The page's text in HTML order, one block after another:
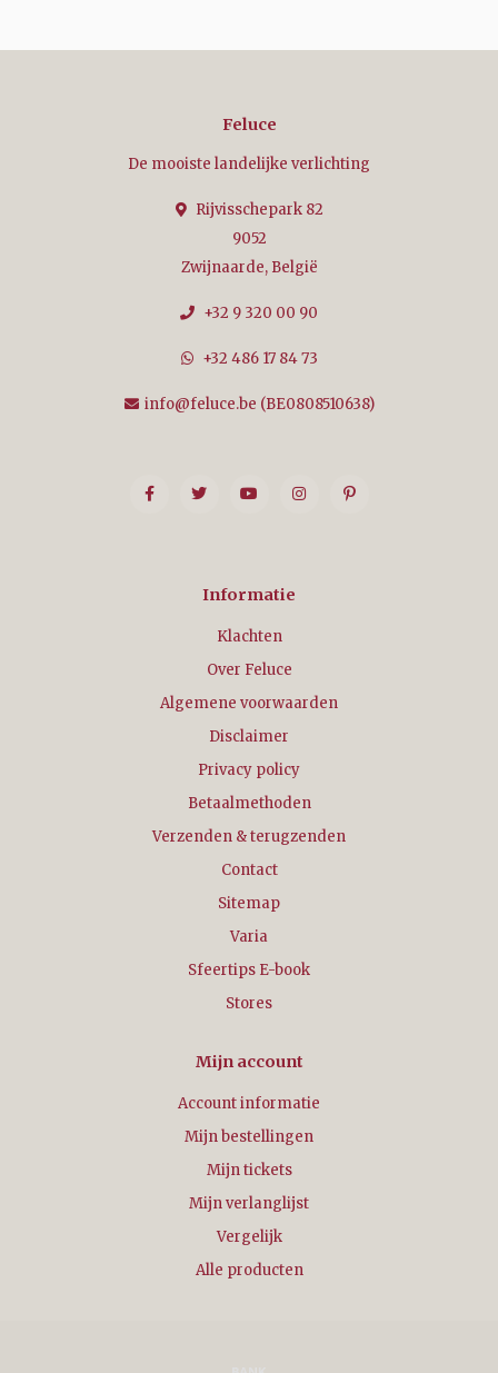
Feluce
De mooiste landelijke verlichting
Rijvisschepark 82
9052
Zwijnaarde, België
+32 9 320 00 90
+32 486 17 84 73
info@feluce.be (BE0808510638)
Informatie
Klachten
Over Feluce
Algemene voorwaarden
Disclaimer
Privacy policy
Betaalmethoden
Verzenden & terugzenden
Contact
Sitemap
Varia
Sfeertips E-book
Stores
Mijn account
Account informatie
Mijn bestellingen
Mijn tickets
Mijn verlanglijst
Vergelijk
Alle producten